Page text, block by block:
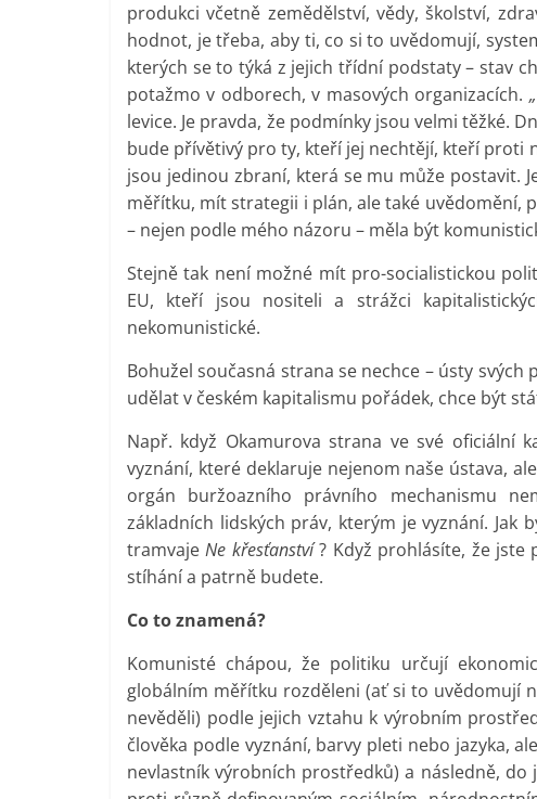
produkci včetně zemědělství, vědy, školství,
hodnot, je třeba, aby ti, co si to uvědomují,
kterých se to týká z jejich třídní podstaty – stav
potažmo v odborech, v masových organizacích.
levice. Je pravda, že podmínky jsou velmi těžké.
bude přívětivý pro ty, kteří jej nechtějí, kteří proti
jsou jedinou zbraní, která se mu může postavit.
měřítku, mít strategii i plán, ale také uvědomění,
– nejen podle mého názoru – měla být
Stejně tak není možné mít pro-socialistickou
EU, kteří jsou nositeli a strážci
nekomunistické.
Bohužel současná strana se nechce – ústy
udělat v českém kapitalismu pořádek, chce být
Např. když Okamurova strana ve své oficiální
vyznání, které deklaruje nejenom naše ústava,
orgán buržoazního právního mechanismu
základních lidských práv, kterým je vyznání.
tramvajeNe křesťanství? Když prohlásíte, že jste
stíhání a patrně budete.
Co to znamená?
Komunisté chápou, že politiku určují
globálním měřítku rozděleni (ať si to uvědomují
nevěděli) podle jejich vztahu k výrobním
člověka podle vyznání, barvy pleti nebo jazyka,
nevlastník výrobních prostředků) a následně,